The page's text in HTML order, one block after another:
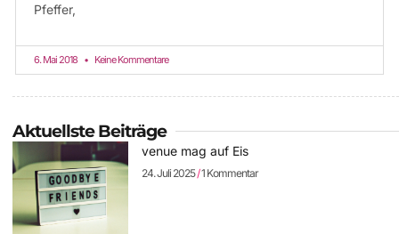
Pfeffer,
6. Mai 2018 Keine Kommentare
Aktuellste Beiträge
venue mag auf Eis
24. Juli 2025 1 Kommentar